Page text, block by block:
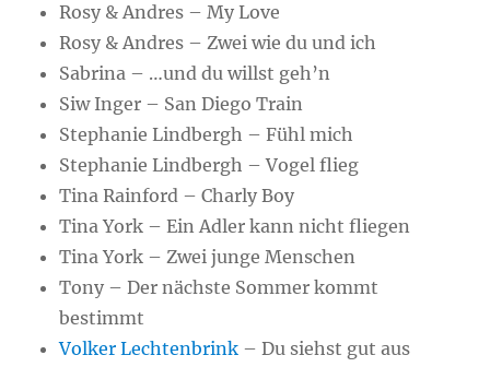
Rosy & Andres – My Love
Rosy & Andres – Zwei wie du und ich
Sabrina – …und du willst geh’n
Siw Inger – San Diego Train
Stephanie Lindbergh – Fühl mich
Stephanie Lindbergh – Vogel flieg
Tina Rainford – Charly Boy
Tina York – Ein Adler kann nicht fliegen
Tina York – Zwei junge Menschen
Tony – Der nächste Sommer kommt
bestimmt
Volker Lechtenbrink – Du siehst gut aus